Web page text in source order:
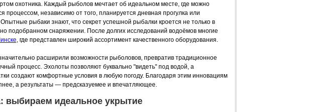
охотника. Каждый рыболов мечтает об идеальном месте, где можно
процессом, независимо от того, планируется дневная прогулка или
рыбаки знают, что секрет успешной рыбалки кроется не только в
подобранном снаряжении. После долгих исследований водоёмов многие
, где представлен широкий ассортимент качественного оборудования.
расширили возможности рыболовов, превратив традиционное
процесс. Эхолоты позволяют буквально "видеть" под водой, а
создают комфортные условия в любую погоду. Благодаря этим инновациям
а результаты — предсказуемее и впечатляющее.
выбираем идеальное укрытие